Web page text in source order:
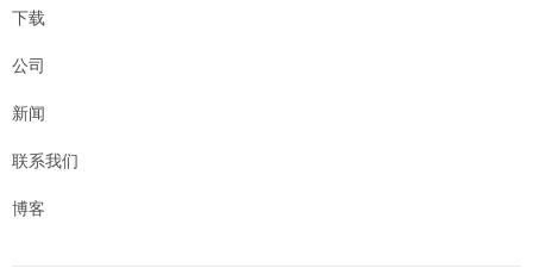
下载
公司
新闻
联系我们
博客